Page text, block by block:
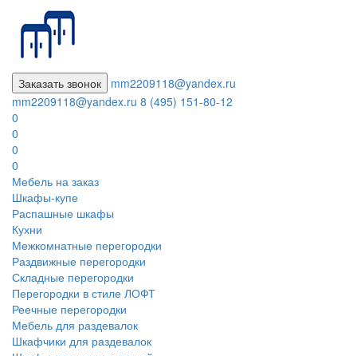
Заказать звонок
mm2209118@yandex.ru
mm2209118@yandex.ru 8 (495) 151-80-12
0
0
0
0
Мебель на заказ
Шкафы-купе
Распашные шкафы
Кухни
Межкомнатные перегородки
Раздвижные перегородки
Складные перегородки
Перегородки в стиле ЛОФТ
Реечные перегородки
Мебель для раздевалок
Шкафчики для раздевалок